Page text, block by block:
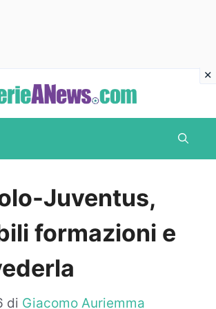
Juventus,
formazioni e
di Giacomo Auriemma